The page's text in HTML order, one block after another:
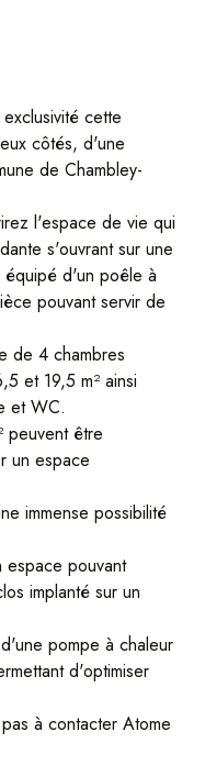
cette
côtés, d'une
de Chambley-
l'espace de vie qui
s'ouvrant sur une
équipé d'un poêle à
pouvant servir de
de 4 chambres
et 19,5 m² ainsi
et WC.
peuvent être
un espace
immense possibilité
espace pouvant
implanté sur un
pompe à chaleur
d'optimiser
à contacter Atome